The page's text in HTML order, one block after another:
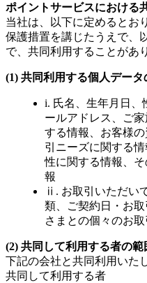
ポイントサービスにおける
当社は、以下に定めるとお
保護措置を講じたうえで、
で、共同利用することがあ
(1) 共同利用する個人データ
i. 氏名、生年月日、
ールアドレス、ご
する情報、お客様
引ニーズに関する
性に関する情報、
報
ⅱ. お取引いただい
類、ご契約日・お
さまとの個々のお
(2) 共同して利用する者の範
下記の会社と共同利用いた
共同して利用する者